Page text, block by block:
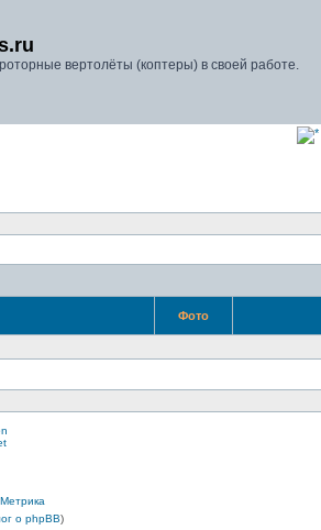
вертолёты (коптеры) в своей работе.
Фото
о phpBB)